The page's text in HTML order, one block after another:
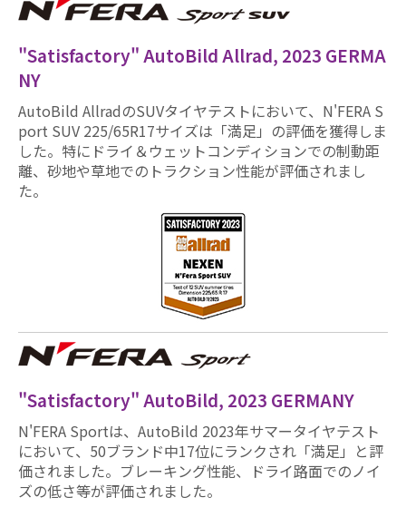
"Satisfactory" AutoBild Allrad, 2023 GERMA
NY
AutoBild AllradのSUVタイヤテストにおいて、N'FERA S
port SUV 225/65R17サイズは「満足」の評価を獲得しま
した。特にドライ＆ウェットコンディションでの制動距
離、砂地や草地でのトラクション性能が評価されまし
た。
"Satisfactory" AutoBild, 2023 GERMANY
N'FERA Sportは、AutoBild 2023年サマータイヤテスト
において、50ブランド中17位にランクされ「満足」と評
価されました。ブレーキング性能、ドライ路面でのノイ
ズの低さ等が評価されました。